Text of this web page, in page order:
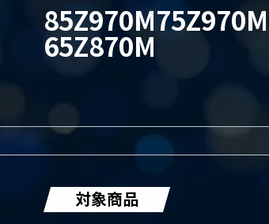
85Z970M75Z970M
65Z870M
対象商品